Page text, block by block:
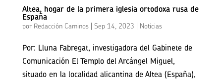
Altea, hogar de la primera iglesia ortodoxa rusa de
España
por Redacción Caminos| Sep 14, 2023 | Noticias
Por: Lluna Fabregat, investigadora del Gabinete de
Comunicación El Templo del Arcángel Miguel,
situado en la localidad alicantina de Altea (España),